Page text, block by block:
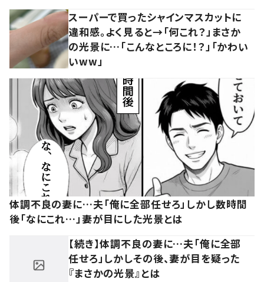
スーパーで買ったシャインマスカットに
違和感。よく見ると→「何これ？」まさか
の光景に…「こんなところに！？」「かわい
いww」
体調不良の妻に…夫「俺に全部任せろ」しかし数時間
後「なにこれ…」妻が目にした光景とは
【続き】体調不良の妻に…夫「俺に全部
任せろ」しかしその後、妻が目を疑った
『まさかの光景』とは